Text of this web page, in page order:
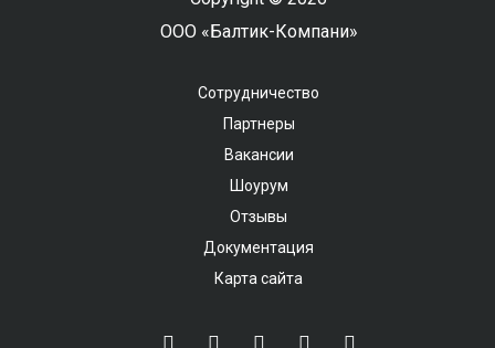
ООО «Балтик-Компани»
Сотрудничество
Партнеры
Вакансии
Шоурум
Отзывы
Документация
Карта сайта